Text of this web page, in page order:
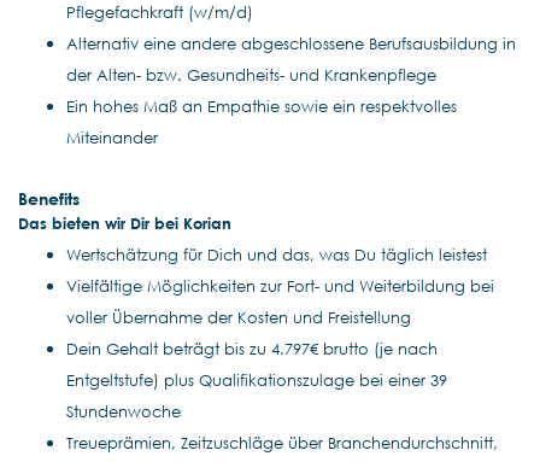
Pflegefachkraft (w/m/d)
Alternativ eine andere abgeschlossene Berufsausbildung in
der Alten- bzw. Gesundheits- und Krankenpflege
Ein hohes Maß an Empathie sowie ein respektvolles
Miteinander
Benefits
Das bieten wir Dir bei Korian
Wertschätzung für Dich und das, was Du täglich leistest
Vielfältige Möglichkeiten zur Fort- und Weiterbildung bei
voller Übernahme der Kosten und Freistellung
Dein Gehalt beträgt bis zu 4.797€ brutto (je nach
Entgeltstufe) plus Qualifikationszulage bei einer 39
Stundenwoche
Treueprämien, Zeitzuschläge über Branchendurchschnitt,